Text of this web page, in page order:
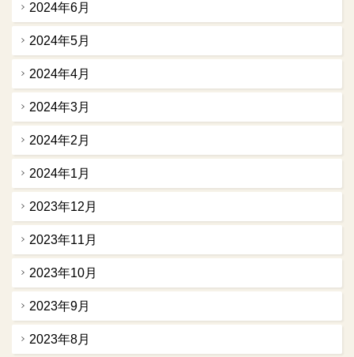
2024年6月
2024年5月
2024年4月
2024年3月
2024年2月
2024年1月
2023年12月
2023年11月
2023年10月
2023年9月
2023年8月